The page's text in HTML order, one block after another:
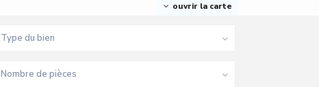
ouvrir la carte
Type du bien
Nombre de pièces